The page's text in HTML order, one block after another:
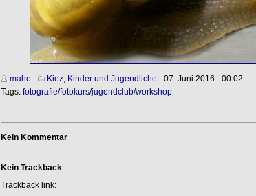
maho- Kiez, Kinder und Jugendliche - 07. Juni 2016 - 00:02
Tags: fotografie/fotokurs/jugendclub/workshop
Kein Kommentar
Kein Trackback
Trackback link: